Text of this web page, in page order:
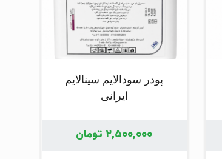
پودر سودالایم سینالایم
ایرانی
۲,۵۰۰,۰۰۰ تومان